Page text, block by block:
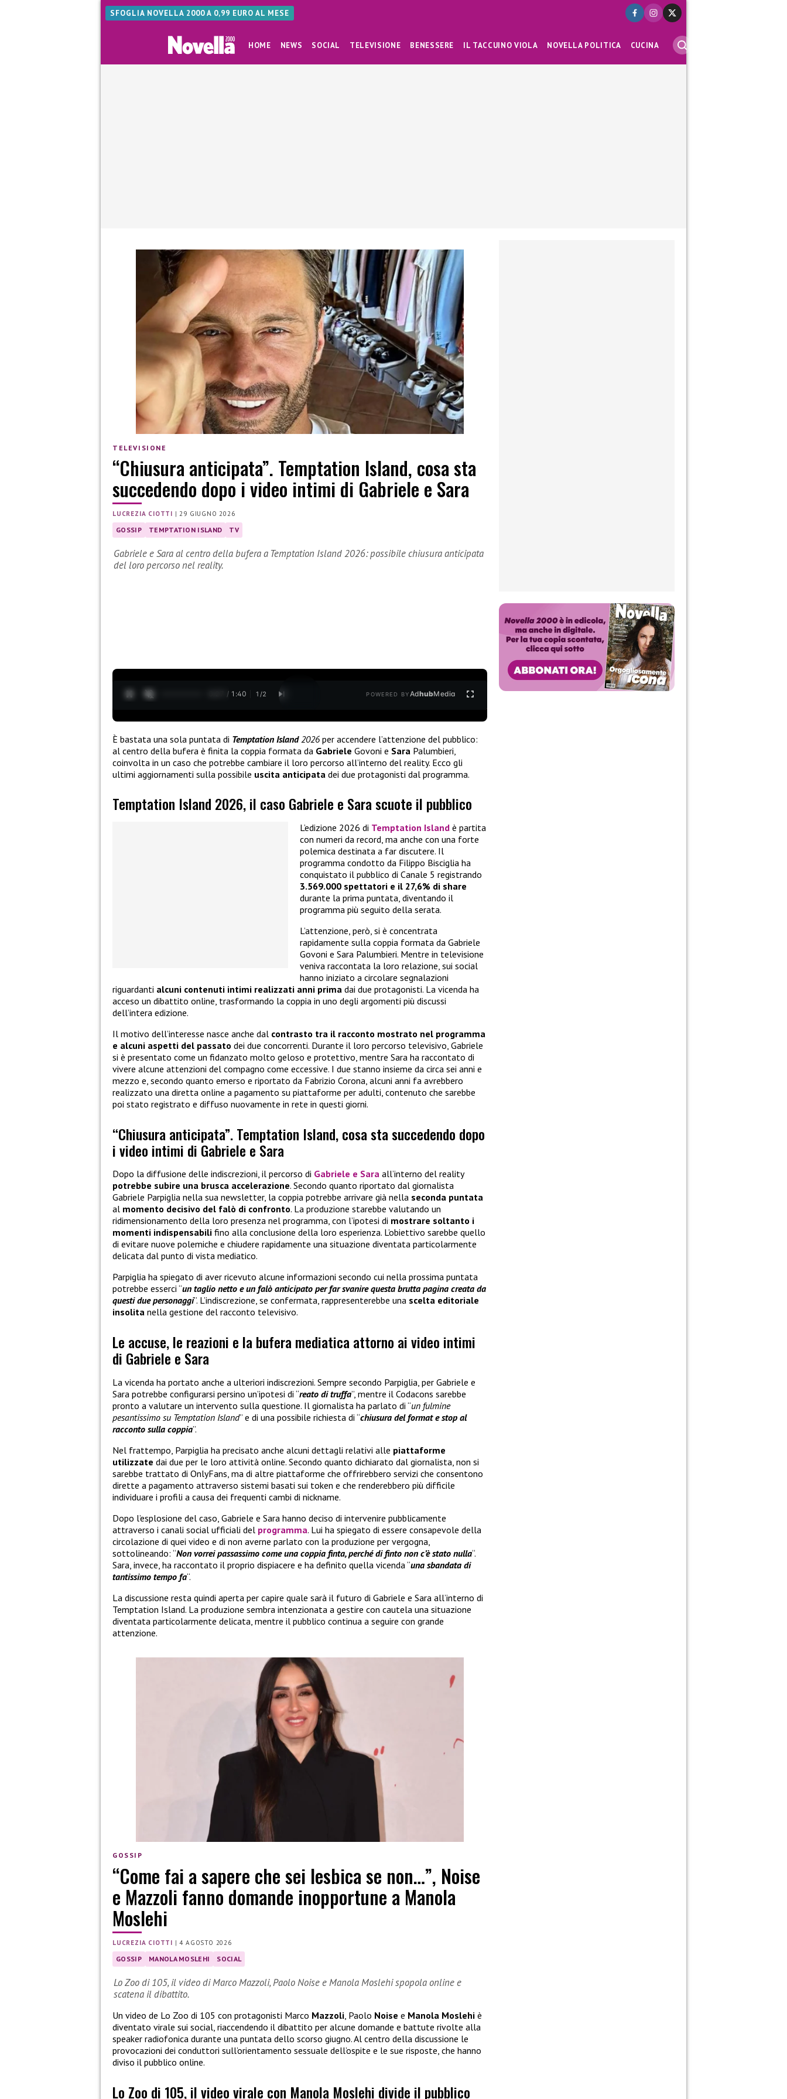
SFOGLIA NOVELLA 2000 A 0,99 EURO AL MESE
HOME NEWS SOCIAL TELEVISIONE BENESSERE IL TACCUINO VIOLA NOVELLA POLITICA CUCINA
TELEVISIONE
“Chiusura anticipata”. Temptation Island, cosa sta
succedendo dopo i video intimi di Gabriele e Sara
LUCREZIA CIOTTI |29 GIUGNO 2026
GOSSIP TEMPTATION ISLAND TV
Gabriele e Sara al centro della bufera a Temptation Island 2026: possibile chiusura anticipata
del loro percorso nel reality.
0:28 / 1:40 1 /2 POWERED BYAdhubMedia
È bastata una sola puntata di Temptation Island2026 per accendere l’attenzione del pubblico:
al centro della bufera è finita la coppia formata da Gabriele Govoni e Sara Palumbieri,
coinvolta in un caso che potrebbe cambiare il loro percorso all’interno del reality. Ecco gli
ultimi aggiornamenti sulla possibile uscita anticipata dei due protagonisti dal programma.
Temptation Island 2026, il caso Gabriele e Sara scuote il pubblico
L’edizione 2026 di Temptation Island è partita
con numeri da record, ma anche con una forte
polemica destinata a far discutere. Il
programma condotto da Filippo Bisciglia ha
conquistato il pubblico di Canale 5 registrando
3.569.000 spettatori e il 27,6% di share
durante la prima puntata, diventando il
programma più seguito della serata.
L’attenzione, però, si è concentrata
rapidamente sulla coppia formata da Gabriele
Govoni e Sara Palumbieri. Mentre in televisione
veniva raccontata la loro relazione, sui social
hanno iniziato a circolare segnalazioni
riguardanti alcuni contenuti intimi realizzati anni prima dai due protagonisti. La vicenda ha
acceso un dibattito online, trasformando la coppia in uno degli argomenti più discussi
dell’intera edizione.
Il motivo dell’interesse nasce anche dal contrasto tra il racconto mostrato nel programma
e alcuni aspetti del passato dei due concorrenti. Durante il loro percorso televisivo, Gabriele
si è presentato come un fidanzato molto geloso e protettivo, mentre Sara ha raccontato di
vivere alcune attenzioni del compagno come eccessive. I due stanno insieme da circa sei anni e
mezzo e, secondo quanto emerso e riportato da Fabrizio Corona, alcuni anni fa avrebbero
realizzato una diretta online a pagamento su piattaforme per adulti, contenuto che sarebbe
poi stato registrato e diffuso nuovamente in rete in questi giorni.
“Chiusura anticipata”. Temptation Island, cosa sta succedendo dopo
i video intimi di Gabriele e Sara
Dopo la diffusione delle indiscrezioni, il percorso di Gabriele e Sara all’interno del reality
potrebbe subire una brusca accelerazione. Secondo quanto riportato dal giornalista
Gabriele Parpiglia nella sua newsletter, la coppia potrebbe arrivare già nella seconda puntata
al momento decisivo del falò di confronto. La produzione starebbe valutando un
ridimensionamento della loro presenza nel programma, con l’ipotesi di mostrare soltanto i
momenti indispensabili fino alla conclusione della loro esperienza. L’obiettivo sarebbe quello
di evitare nuove polemiche e chiudere rapidamente una situazione diventata particolarmente
delicata dal punto di vista mediatico.
Parpiglia ha spiegato di aver ricevuto alcune informazioni secondo cui nella prossima puntata
potrebbe esserci “un taglio netto e un falò anticipato per far svanire questa brutta pagina creata da
questi due personaggi”. L’indiscrezione, se confermata, rappresenterebbe una scelta editoriale
insolita nella gestione del racconto televisivo.
Le accuse, le reazioni e la bufera mediatica attorno ai video intimi
di Gabriele e Sara
La vicenda ha portato anche a ulteriori indiscrezioni. Sempre secondo Parpiglia, per Gabriele e
Sara potrebbe configurarsi persino un’ipotesi di “reato di truffa”, mentre il Codacons sarebbe
pronto a valutare un intervento sulla questione. Il giornalista ha parlato di “un fulmine
pesantissimo su Temptation Island” e di una possibile richiesta di “chiusura del format e stop al
racconto sulla coppia”.
Nel frattempo, Parpiglia ha precisato anche alcuni dettagli relativi alle piattaforme
utilizzate dai due per le loro attività online. Secondo quanto dichiarato dal giornalista, non si
sarebbe trattato di OnlyFans, ma di altre piattaforme che offrirebbero servizi che consentono
dirette a pagamento attraverso sistemi basati sui token e che renderebbero più difficile
individuare i profili a causa dei frequenti cambi di nickname.
Dopo l’esplosione del caso, Gabriele e Sara hanno deciso di intervenire pubblicamente
attraverso i canali social ufficiali del programma. Lui ha spiegato di essere consapevole della
circolazione di quei video e di non averne parlato con la produzione per vergogna,
sottolineando: “Non vorrei passassimo come una coppia finta, perché di finto non c’è stato nulla“.
Sara, invece, ha raccontato il proprio dispiacere e ha definito quella vicenda “una sbandata di
tantissimo tempo fa“.
La discussione resta quindi aperta per capire quale sarà il futuro di Gabriele e Sara all’interno di
Temptation Island. La produzione sembra intenzionata a gestire con cautela una situazione
diventata particolarmente delicata, mentre il pubblico continua a seguire con grande
attenzione.
GOSSIP
“Come fai a sapere che sei lesbica se non…”, Noise
e Mazzoli fanno domande inopportune a Manola
Moslehi
LUCREZIA CIOTTI |4 AGOSTO 2026
GOSSIP MANOLA MOSLEHI SOCIAL
Lo Zoo di 105, il video di Marco Mazzoli, Paolo Noise e Manola Moslehi spopola online e
scatena il dibattito.
Un video de Lo Zoo di 105 con protagonisti Marco Mazzoli, Paolo Noise e Manola Moslehi è
diventato virale sui social, riaccendendo il dibattito per alcune domande e battute rivolte alla
speaker radiofonica durante una puntata dello scorso giugno. Al centro della discussione le
provocazioni dei conduttori sull’orientamento sessuale dell’ospite e le sue risposte, che hanno
diviso il pubblico online.
Lo Zoo di 105, il video virale con Manola Moslehi divide il pubblico